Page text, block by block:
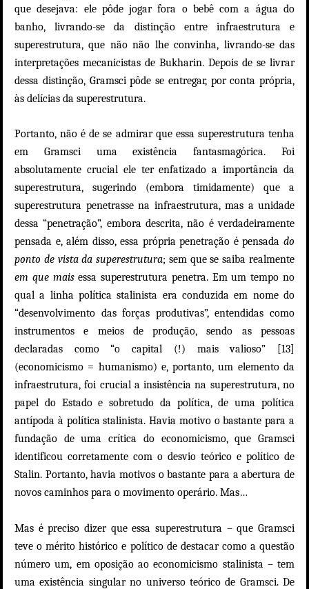
que desejava: ele pôde jogar fora o bebê com a água do
banho, livrando-se da distinção entre infraestrutura e
superestrutura, que não não lhe convinha, livrando-se das
interpretações mecanicistas de Bukharin. Depois de se livrar
dessa distinção, Gramsci pôde se entregar, por conta própria,
às delícias da superestrutura.
Portanto, não é de se admirar que essa superestrutura tenha
em Gramsci uma existência fantasmagórica. Foi
absolutamente crucial ele ter enfatizado a importância da
superestrutura, sugerindo (embora timidamente) que a
superestrutura penetrasse na infraestrutura, mas a unidade
dessa “penetração”, embora descrita, não é verdadeiramente
pensada e, além disso, essa própria penetração é pensada do
ponto de vista da superestrutura; sem que se saiba realmente
em que maisessa superestrutura penetra. Em um tempo no
qual a linha política stalinista era conduzida em nome do
“desenvolvimento das forças produtivas”, entendidas como
instrumentos e meios de produção, sendo as pessoas
declaradas como “o capital (!) mais valioso” [13]
(economicismo = humanismo) e, portanto, um elemento da
infraestrutura, foi crucial a insistência na superestrutura, no
papel do Estado e sobretudo da política, de uma política
antípoda à política stalinista. Havia motivo o bastante para a
fundação de uma crítica do economicismo, que Gramsci
identificou corretamente com o desvio teórico e político de
Stalin. Portanto, havia motivos o bastante para a abertura de
novos caminhos para o movimento operário. Mas…
Mas é preciso dizer que essa superestrutura – que Gramsci
teve o mérito histórico e político de destacar como a questão
número um, em oposição ao economicismo stalinista – tem
uma existência singular no universo teórico de Gramsci. De